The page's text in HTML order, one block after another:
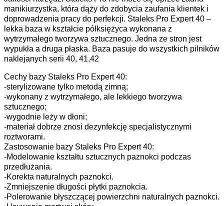
manikiurzystka, która dąży do zdobycia zaufania klientek i
doprowadzenia pracy do perfekcji. Staleks Pro Expert 40 –
lekka baza w kształcie półksiężyca wykonana z
wytrzymałego tworzywa sztucznego. Jedna ze stron jest
wypukła a druga płaska. Baza pasuje do wszystkich pilników
naklejanych serii 40, 41,42
Cechy bazy Staleks Pro Expert 40:
-sterylizowane tylko metodą zimną;
-wykonany z wytrzymałego, ale lekkiego tworzywa
sztucznego;
-wygodnie leży w dłoni;
-materiał dobrze znosi dezynfekcję specjalistycznymi
roztworami.
Zastosowanie bazy Staleks Pro Expert 40:
-Modelowanie kształtu sztucznych paznokci podczas
przedłużania.
-Korekta naturalnych paznokci.
-Zmniejszenie długości płytki paznokcia.
-Polerowanie błyszczącej powierzchni naturalnych paznokci.